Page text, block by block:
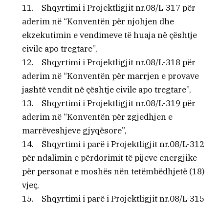
11. Shqyrtimi i Projektligjit nr.08/L-317 për
aderim në “Konventën për njohjen dhe
ekzekutimin e vendimeve të huaja në çështje
civile apo tregtare”,
12. Shqyrtimi i Projektligjit nr.08/L-318 për
aderim në “Konventën për marrjen e provave
jashtë vendit në çështje civile apo tregtare”,
13. Shqyrtimi i Projektligjit nr.08/L-319 për
aderim në “Konventën për zgjedhjen e
marrëveshjeve gjyqësore”,
14. Shqyrtimi i parë i Projektligjit nr.08/L-312
për ndalimin e përdorimit të pijeve energjike
për personat e moshës nën tetëmbëdhjetë (18)
vjeç,
15. Shqyrtimi i parë i Projektligjit nr.08/L-315